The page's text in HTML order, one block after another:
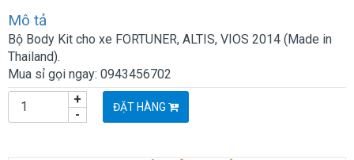
Mô tả
Bộ Body Kit cho xe FORTUNER, ALTIS, VIOS 2014 (Made in
Thailand).
Mua sỉ gọi ngay: 0943456702
-
+ ĐẶT HÀNG